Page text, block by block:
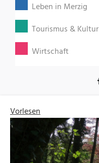
Leben in Merzig
Tourismus & Kultur
Wirtschaft
Vorlesen